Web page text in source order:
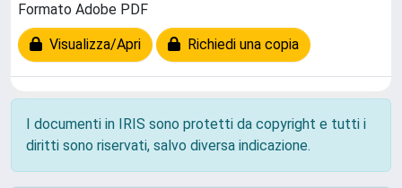
Formato Adobe PDF
Visualizza/Apri Richiedi una copia
I documenti in IRIS sono protetti da copyright e tutti i
diritti sono riservati, salvo diversa indicazione.